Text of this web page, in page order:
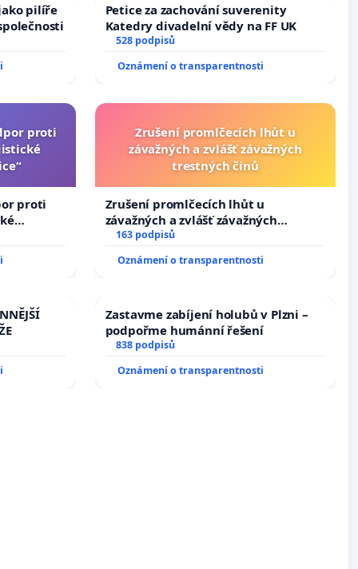
pilíře
Petice za zachování suverenity
Katedry divadelní vědy na FF UK
528 podpisů
Oznámení o transparentnosti
proti
proti
Zrušení promlčecích lhůt u
závažných a zvlášť závažných
trestných činů
Zrušení promlčecích lhůt u
závažných a zvlášť závažných
trestných činů
163 podpisů
Oznámení o transparentnosti
Zastavme zabíjení holubů v Plzni –
podpořme humánní řešení
838 podpisů
Oznámení o transparentnosti